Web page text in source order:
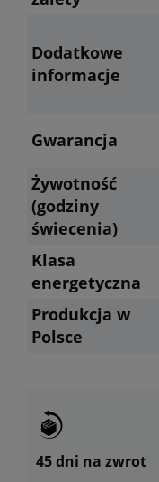
Dodatkowe
informacje
Gwarancja
Żywotność
(godziny
świecenia)
Klasa
energetyczna
Produkcja w
Polsce
45 dni na zwrot